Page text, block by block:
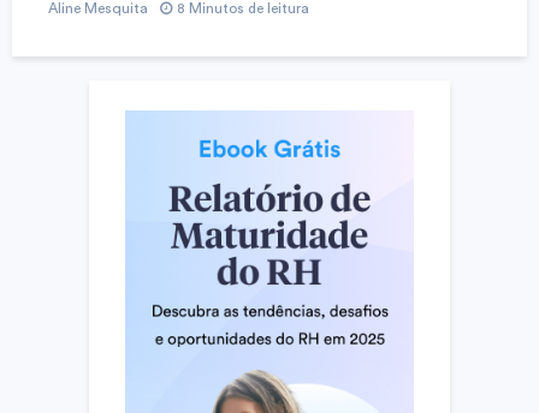
Aline Mesquita 8 Minutos de leitura